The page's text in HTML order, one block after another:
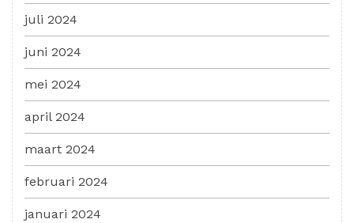
juli 2024
juni 2024
mei 2024
april 2024
maart 2024
februari 2024
januari 2024